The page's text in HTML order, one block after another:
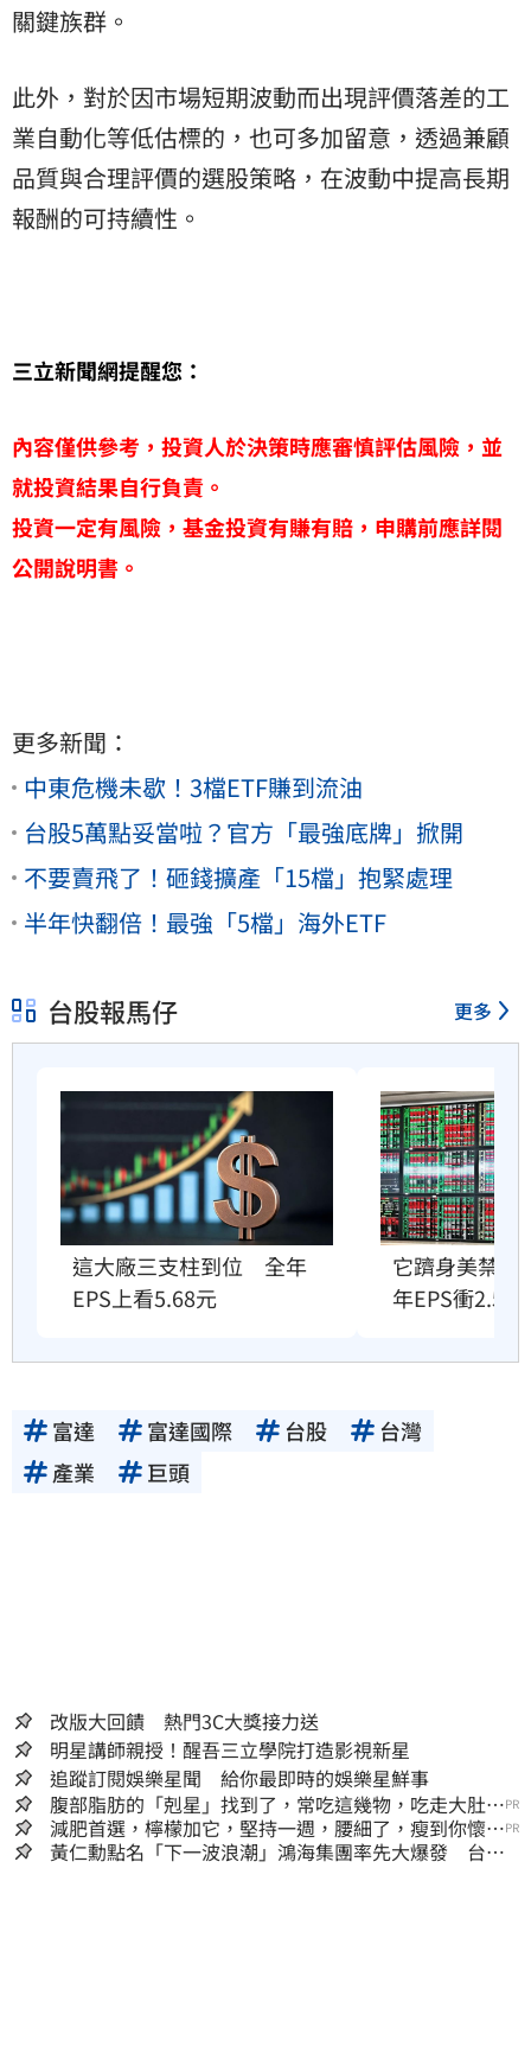
關鍵族群。
此外，對於因市場短期波動而出現評價落差的工
業自動化等低估標的，也可多加留意，透過兼顧
品質與合理評價的選股策略，在波動中提高長期
報酬的可持續性。
三立新聞網提醒您：
內容僅供參考，投資人於決策時應審慎評估風險，並
就投資結果自行負責。
投資一定有風險，基金投資有賺有賠，申購前應詳閱
公開說明書。
更多新聞：
中東危機未歇！3檔ETF賺到流油
台股5萬點妥當啦？官方「最強底牌」掀開
不要賣飛了！砸錢擴產「15檔」抱緊處理
半年快翻倍！最強「5檔」海外ETF
台股報馬仔 更多
這大廠三支柱到位　全年
EPS上看5.68元
它躋身美禁令
年EPS衝2.58
富達 富達國際 台股
台灣
產業
巨頭
改版大回饋 熱門3C大獎接力送
明星講師親授！醒吾三立學院打造影視新星
追蹤訂閱娛樂星聞 給你最即時的娛樂星鮮事
腹部脂肪的「剋星」找到了，常吃這幾物，吃走大肚
囊，瘦出小蠻腰
PR
減肥首選，檸檬加它，堅持一週，腰細了，瘦到你懷疑
人生
PR
黃仁勳點名「下一波浪潮」鴻海集團率先大爆發 台股